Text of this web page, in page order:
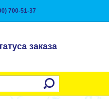
700-51-37
заказа